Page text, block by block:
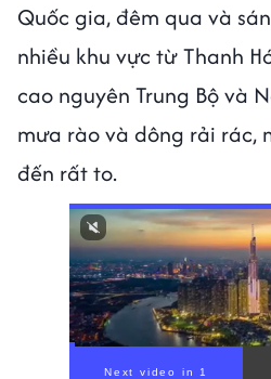
Quốc gia, đêm qua và
nhiều khu vực từ Thanh
cao nguyên Trung Bộ và
mưa rào và dông rải rác,
đến rất to.